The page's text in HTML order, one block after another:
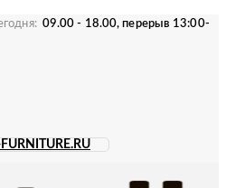
09.00 - 18.00, перерыв 13:00-